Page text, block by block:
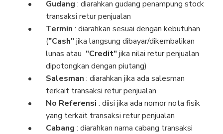
Gudang : diarahkan gudang penampung stock
transaksi retur penjualan
Termin : diarahkan sesuai dengan kebutuhan
("Cash"jika langsung dibayar/dikembalikan
lunas atau "Credit"jika nilai retur penjualan
dipotongkan dengan piutang)
Salesman : diarahkan jika ada salesman
terkait transaksi retur penjualan
No Referensi : diisi jika ada nomor nota fisik
yang terkait transaksi retur penjualan
Cabang : diarahkan nama cabang transaksi